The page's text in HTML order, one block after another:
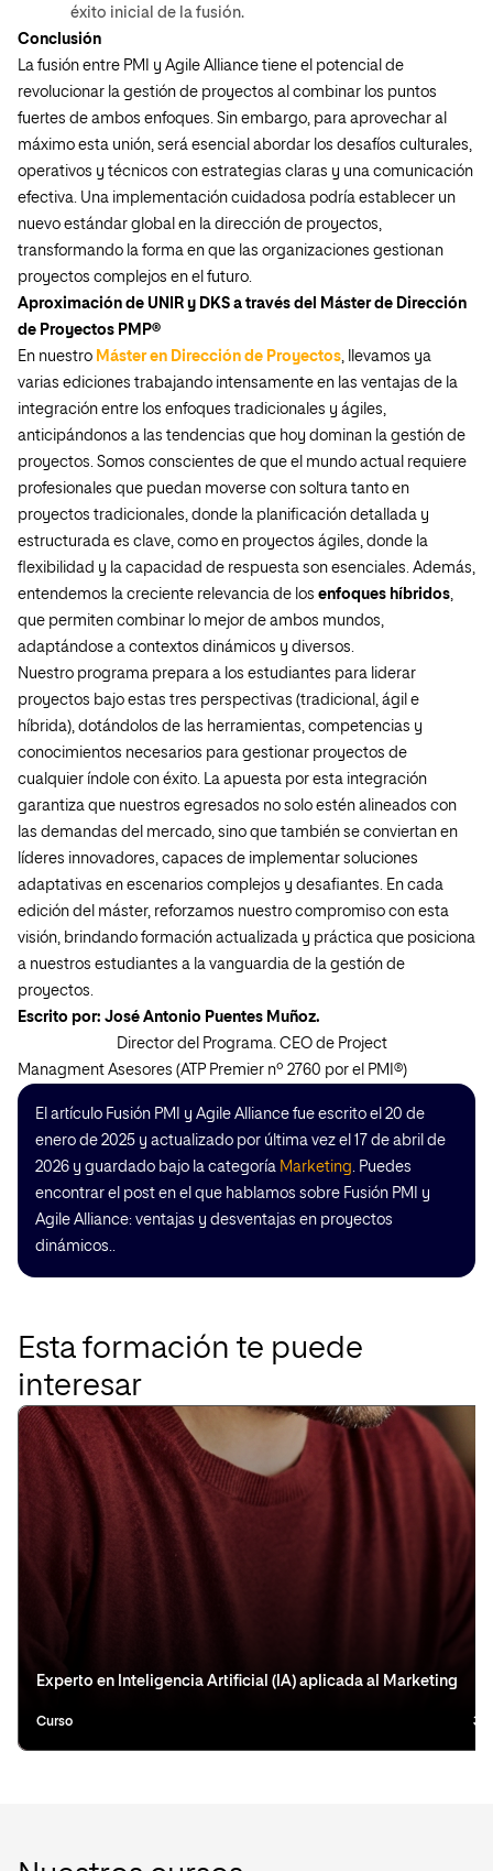
éxito inicial de la fusión.
Conclusión
La fusión entre PMI y Agile Alliance tiene el potencial de
revolucionar la gestión de proyectos al combinar los puntos
fuertes de ambos enfoques. Sin embargo, para aprovechar al
máximo esta unión, será esencial abordar los desafíos culturales,
operativos y técnicos con estrategias claras y una comunicación
efectiva. Una implementación cuidadosa podría establecer un
nuevo estándar global en la dirección de proyectos,
transformando la forma en que las organizaciones gestionan
proyectos complejos en el futuro.
Aproximación de UNIR y DKS a través del Máster de Dirección
de Proyectos PMP®
En nuestro Máster en Dirección de Proyectos, llevamos ya
varias ediciones trabajando intensamente en las ventajas de la
integración entre los enfoques tradicionales y ágiles,
anticipándonos a las tendencias que hoy dominan la gestión de
proyectos. Somos conscientes de que el mundo actual requiere
profesionales que puedan moverse con soltura tanto en
proyectos tradicionales, donde la planificación detallada y
estructurada es clave, como en proyectos ágiles, donde la
flexibilidad y la capacidad de respuesta son esenciales. Además,
entendemos la creciente relevancia de los enfoques híbridos,
que permiten combinar lo mejor de ambos mundos,
adaptándose a contextos dinámicos y diversos.
Nuestro programa prepara a los estudiantes para liderar
proyectos bajo estas tres perspectivas (tradicional, ágil e
híbrida), dotándolos de las herramientas, competencias y
conocimientos necesarios para gestionar proyectos de
cualquier índole con éxito. La apuesta por esta integración
garantiza que nuestros egresados no solo estén alineados con
las demandas del mercado, sino que también se conviertan en
líderes innovadores, capaces de implementar soluciones
adaptativas en escenarios complejos y desafiantes. En cada
edición del máster, reforzamos nuestro compromiso con esta
visión, brindando formación actualizada y práctica que posiciona
a nuestros estudiantes a la vanguardia de la gestión de
proyectos.
Escrito por: José Antonio Puentes Muñoz.
Director del Programa. CEO de Project
Managment Asesores (ATP Premier nº 2760 por el PMI®)
El artículo Fusión PMI y Agile Alliance fue escrito el 20 de
enero de 2025 y actualizado por última vez el 17 de abril de
2026 y guardado bajo la categoría Marketing. Puedes
encontrar el post en el que hablamos sobre Fusión PMI y
Agile Alliance: ventajas y desventajas en proyectos
dinámicos..
Esta formación te puede
interesar
Experto en Inteligencia Artificial (IA) aplicada al Marketing
Curso 3